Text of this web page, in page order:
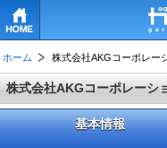
ホーム 株式会社AKGコーポレー
株式会社AKGコーポレーシ
基本情報